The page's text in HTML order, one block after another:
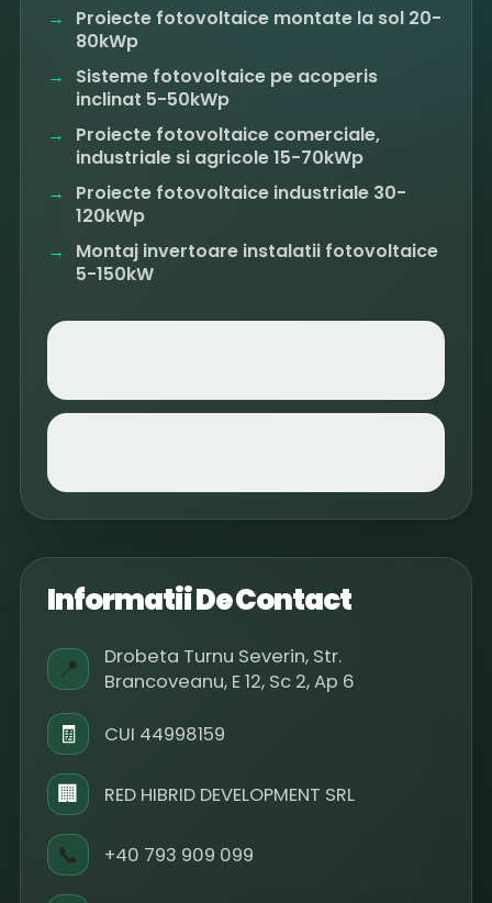
Proiecte fotovoltaice montate la sol 20-
80kWp
Sisteme fotovoltaice pe acoperis
inclinat 5-50kWp
Proiecte fotovoltaice comerciale,
industriale si agricole 15-70kWp
Proiecte fotovoltaice industriale 30-
120kWp
Montaj invertoare instalatii fotovoltaice
5-150kW
Informatii De Contact
📍
Drobeta Turnu Severin, Str.
Brancoveanu, E 12, Sc 2, Ap 6
🧾 CUI 44998159
🏢 RED HIBRID DEVELOPMENT SRL
📞 +40 793 909 099